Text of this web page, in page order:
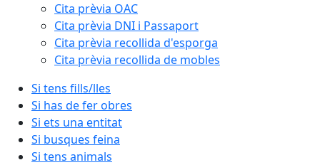
Cita prèvia OAC
Cita prèvia DNI i Passaport
Cita prèvia recollida d'esporga
Cita prèvia recollida de mobles
Si tens fills/lles
Si has de fer obres
Si ets una entitat
Si busques feina
Si tens animals